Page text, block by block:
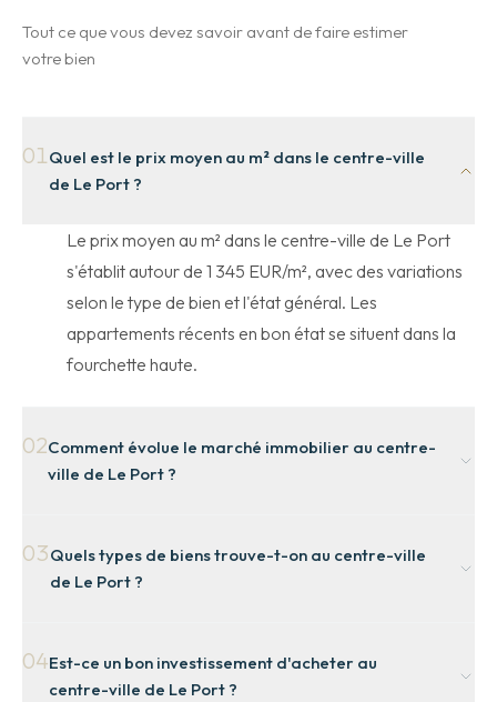
Tout ce que vous devez savoir avant de faire estimer
votre bien
01Quel est le prix moyen au m² dans le centre-ville
de Le Port ?
Le prix moyen au m² dans le centre-ville de Le Port
s'établit autour de 1 345 EUR/m², avec des variations
selon le type de bien et l'état général. Les
appartements récents en bon état se situent dans la
fourchette haute.
02Comment évolue le marché immobilier au centre-
ville de Le Port ?
qualifié de « peu tendu ». La tendance récente montre
une progression régulière des prix, portée par la
03Quels types de biens trouve-t-on au centre-ville
de Le Port ?
des appartements en résidence collective, des
04Est-ce un bon investissement d'acheter au
centre-ville de Le Port ?